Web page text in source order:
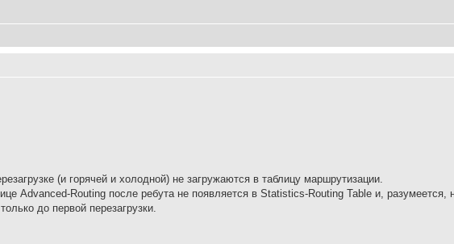
(и горячей и холодной) не загружаются в таблицу маршрутизации.
Advanced-Routing после ребута не появляется в Statistics-Routing Table и, разумеется,
до первой перезагрузки.